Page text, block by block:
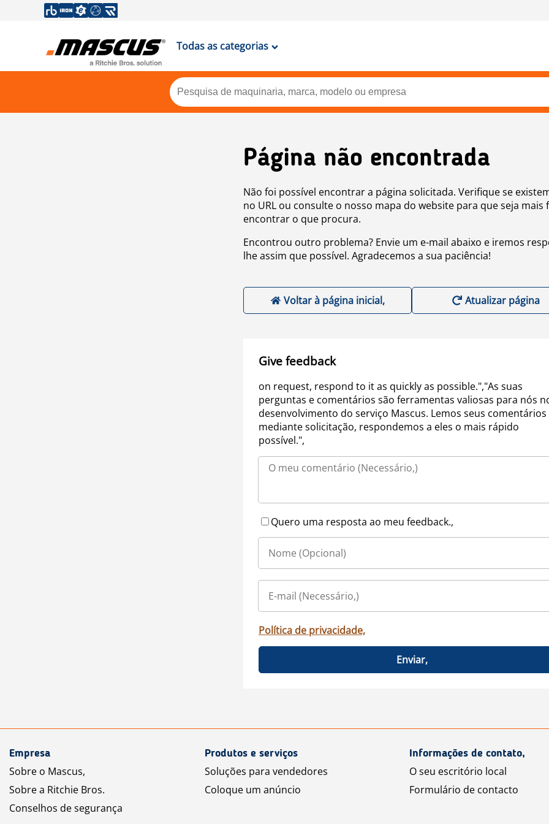
Todas as categorias
Página não encontrada
Não foi possível encontrar a página solicitada. Verifique se
no URL ou consulte o nosso mapa do website para que seja mais
encontrar o que procura.
Encontrou outro problema? Envie um e-mail abaixo e iremos
lhe assim que possível. Agradecemos a sua paciência!
Voltar à página inicial, Atualizar página
Give feedback
on request, respond to it as quickly as possible.","As suas
perguntas e comentários são ferramentas valiosas para nós
desenvolvimento do serviço Mascus. Lemos seus comentários
mediante solicitação, respondemos a eles o mais rápido
possível.",
Quero uma resposta ao meu feedback.,
Política de privacidade,
Enviar,
Empresa
Sobre o Mascus,
Sobre a Ritchie Bros.
Conselhos de segurança
Produtos e serviços
Soluções para vendedores
Coloque um anúncio
Informações de contato,
O seu escritório local
Formulário de contacto